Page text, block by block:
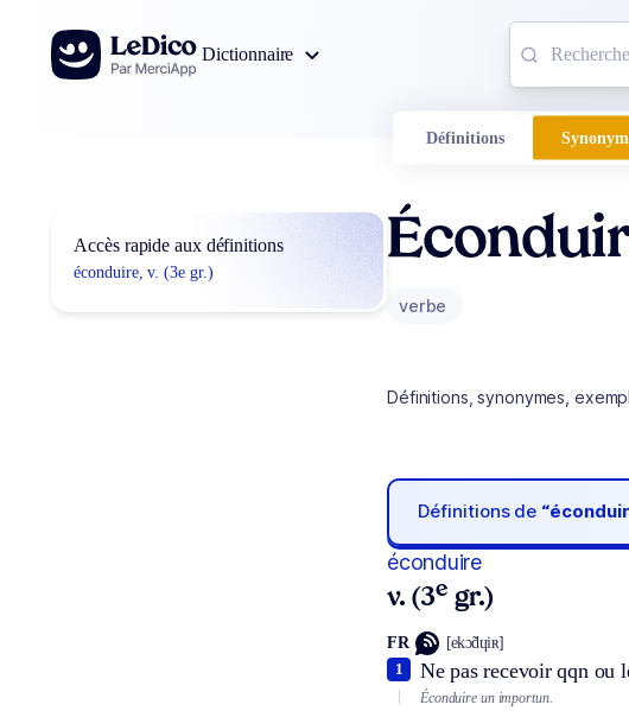
Aller au contenu
Dictionnaire
Définitions
Accès rapide aux définitions
éconduire, v. (3e gr.)
verbe
Définitions, synonymes,
Définitions de
éconduire
v. (3e gr.)
FR [ekɔ̃dɥiʀ]
Ne pas recevoir qqn ou
1
Éconduire un importun.